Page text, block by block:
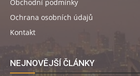
Obchodní podmínky
Ochrana osobních údajů
Kontakt
NEJNOVĚJŠÍ ČLÁNKY